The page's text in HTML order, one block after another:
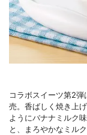
コラボスイーツ第2
売。香ばしく焼き上
ようにバナナミルク
と、まろやかなミル